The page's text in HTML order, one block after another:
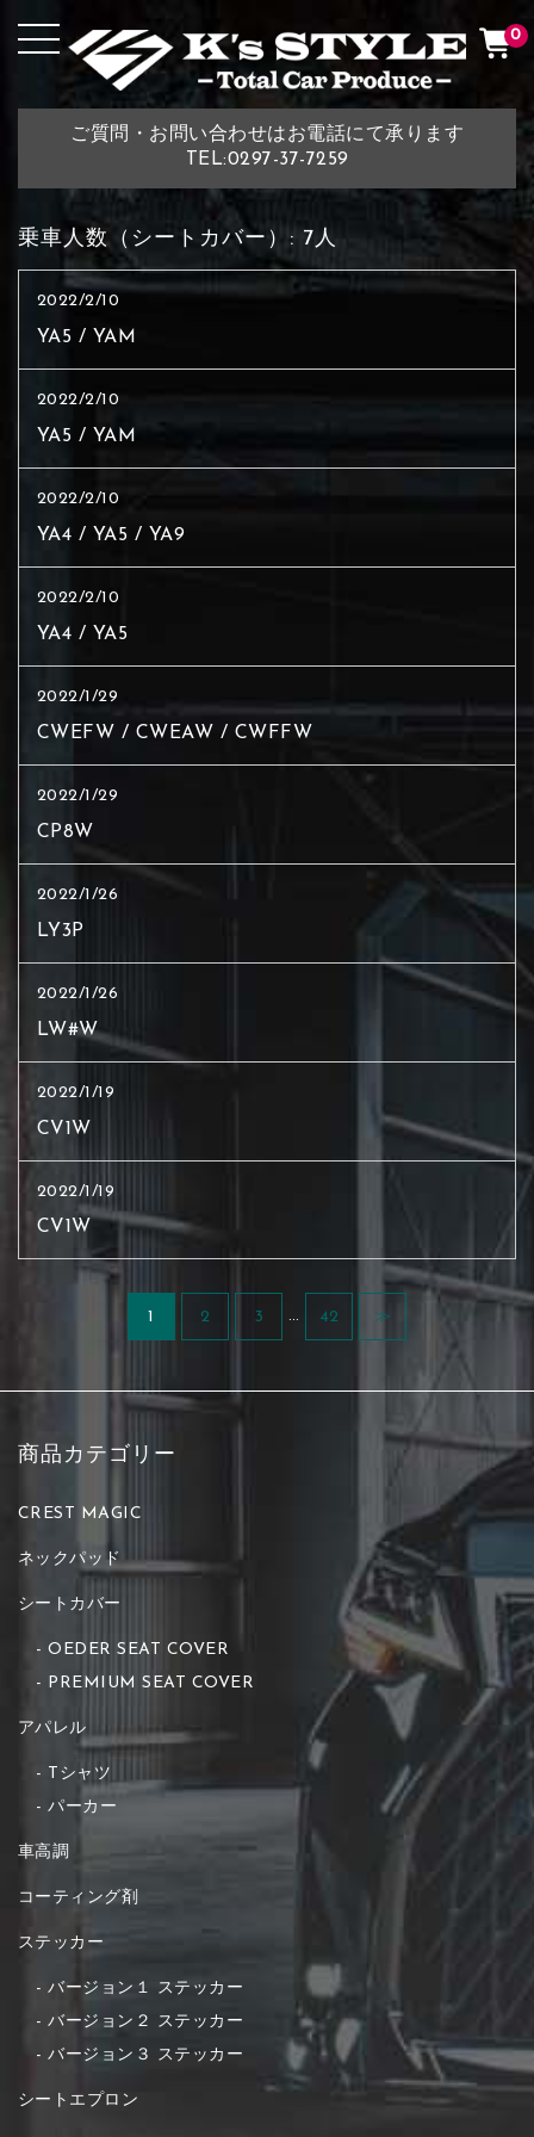
ご質問・お問い合わせはお電話にて承ります
TEL:0297-37-7259
0
乗車人数（シートカバー）: 7人
2022/2/10
YA5 / YAM
2022/2/10
YA5 / YAM
2022/2/10
YA4 / YA5 / YA9
2022/2/10
YA4 / YA5
2022/1/29
CWEFW / CWEAW / CWFFW
2022/1/29
CP8W
2022/1/26
LY3P
2022/1/26
LW#W
2022/1/19
CV1W
2022/1/19
CV1W
1 2 3 … 42 ≫
商品カテゴリー
CREST MAGIC
ネックパッド
シートカバー
OEDER SEAT COVER
PREMIUM SEAT COVER
アパレル
Tシャツ
パーカー
車高調
コーティング剤
ステッカー
バージョン１ ステッカー
バージョン２ ステッカー
バージョン３ ステッカー
シートエプロン